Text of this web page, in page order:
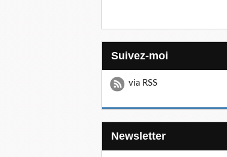
Suivez-moi
via RSS
Newsletter